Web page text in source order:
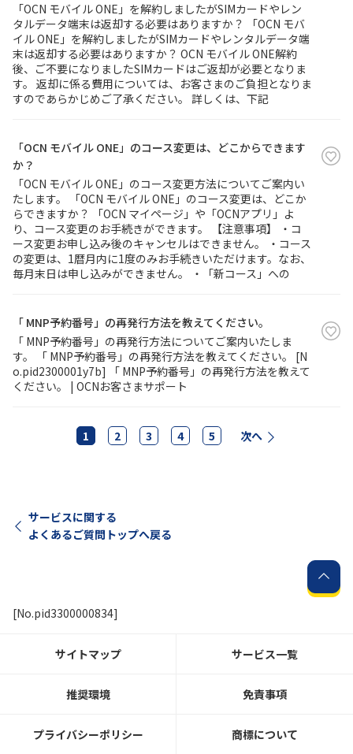
「OCN モバイル ONE」を解約しましたがSIMカードやレン
タルデータ端末は返却する必要はありますか？ 「OCN モバ
イル ONE」を解約しましたがSIMカードやレンタルデータ端
末は返却する必要はありますか？ OCN モバイル ONE解約
後、ご不要になりましたSIMカードはご返却が必要となりま
す。 返却に係る費用については、お客さまのご負担となりま
すのであらかじめご了承ください。 詳しくは、下記
「OCN モバイル ONE」のコース変更は、どこからできます
か？
「OCN モバイル ONE」のコース変更方法についてご案内い
たします。 「OCN モバイル ONE」のコース変更は、どこか
らできますか？ 「OCN マイページ」や「OCNアプリ」よ
り、コース変更のお手続きができます。 【注意事項】 ・コ
ース変更お申し込み後のキャンセルはできません。 ・コース
の変更は、1暦月内に1度のみお手続きいただけます。なお、
毎月末日は申し込みができません。 ・「新コース」への
「 MNP予約番号」の再発行方法を教えてください。
「 MNP予約番号」の再発行方法についてご案内いたしま
す。 「 MNP予約番号」の再発行方法を教えてください。 [N
o.pid2300001y7b] 「 MNP予約番号」の再発行方法を教えて
ください。 | OCNお客さまサポート
1 2 3 4 5 次へ
サービスに関する
よくあるご質問トップへ戻る
[No.pid3300000834]
サイトマップ サービス一覧
推奨環境 免責事項
プライバシーポリシー 商標について